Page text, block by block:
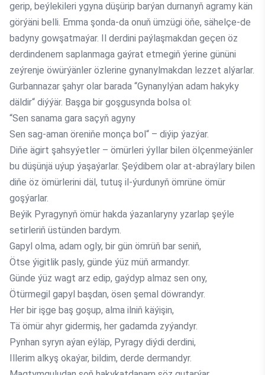
gerip, beýlekileri ygyna düşürip barýan durnanyň agramy kän
görýäni belli. Emma şonda-da onuň ümzügi öňe, sähelçe-de
badyny gowşatmaýar. Il derdini paýlaşmakdan geçen öz
derdindenem saplanmaga gaýrat etmegiň ýerine gününi
zeýrenje öwürýänler özlerine gynanylmakdan lezzet alýarlar.
Gurbannazar şahyr olar barada “Gynanylýan adam hakyky
däldir“ diýýär. Başga bir goşgusynda bolsa ol:
“Sen sanama gara saçyň agyny
Sen sag-aman öreniňe monça bol“ – diýip ýazýar.
Diňe ägirt şahsyýetler – ömürleri ýyllar bilen ölçenmeýänler
bu düşünjä uýup ýaşaýarlar. Şeýdibem olar at-abraýlary bilen
diňe öz ömürlerini däl, tutuş il-ýurdunyň ömrüne ömür
goşýarlar.
Beýik Pyragynyň ömür hakda ýazanlaryny yzarlap şeýle
setirleriň üstünden bardym.
Gapyl olma, adam ogly, bir gün ömrüň bar seniň,
Ötse ýigitlik pasly, günde ýüz müň armandyr.
Günde ýüz wagt arz edip, gaýdyp almaz sen ony,
Ötürmegil gapyl başdan, ösen şemal döwrandyr.
Her bir işge baş goşup, alma ilniň käýişin,
Tä ömür ahyr gidermiş, her gadamda zyýandyr.
Pynhan syryn aýan eýläp, Pyragy diýdi derdini,
Illerim alkyş okaýar, bildim, derde dermandyr.